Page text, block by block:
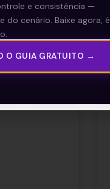
e consistência —
do cenário. Baixe agora, é
O GUIA GRATUITO →